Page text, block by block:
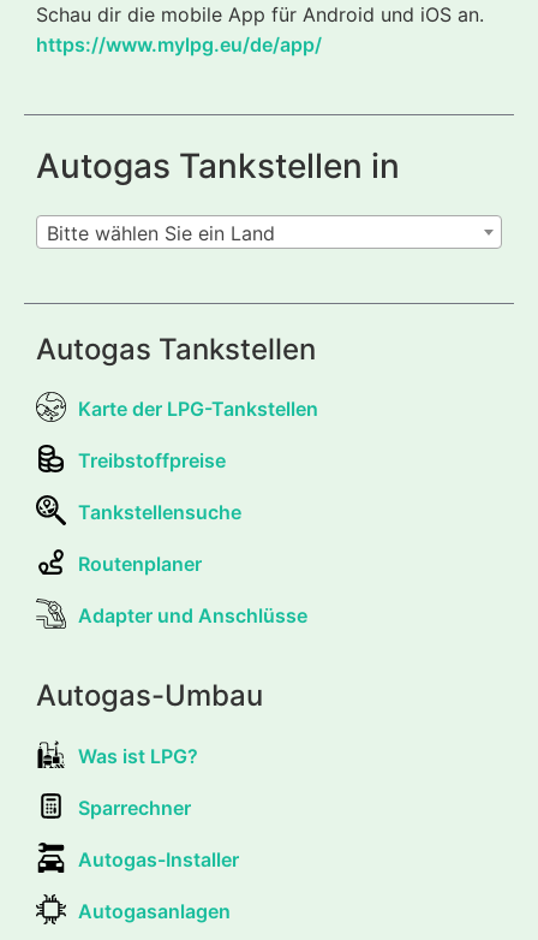
Schau dir die mobile App für Android und iOS an.
https://www.mylpg.eu/de/app/
Autogas Tankstellen in
Bitte wählen Sie ein Land
Autogas Tankstellen
Karte der LPG-Tankstellen
Treibstoffpreise
Tankstellensuche
Routenplaner
Adapter und Anschlüsse
Autogas-Umbau
Was ist LPG?
Sparrechner
Autogas-Installer
Autogasanlagen